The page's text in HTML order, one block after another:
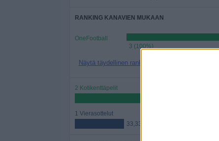
RANKING KANAVIEN MUKAAN
OneFootball
3 (100%)
Näytä täydellinen ranking
2 Kotikenttäpelit
1 Vierasottelut
33,33%